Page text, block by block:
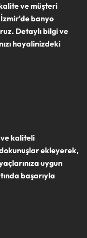
ve müşteri
banyo
Detaylı bilgi ve
hayalinizdeki
kaliteli
ekleyerek,
uygun
başarıyla